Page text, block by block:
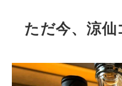
ただ今、涼仙